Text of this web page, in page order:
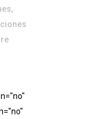
,